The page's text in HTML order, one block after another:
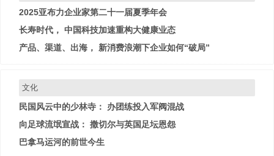
2025亚布力企业家第二十一届夏季年会
长寿时代， 中国科技加速重构大健康业态
产品、渠道、出海， 新消费浪潮下企业如何“破局”
文化
民国风云中的少林寺： 办团练投入军阀混战
向足球流氓宣战： 撒切尔与英国足坛恩怨
巴拿马运河的前世今生